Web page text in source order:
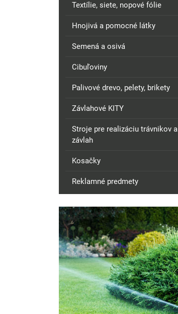
Textílie, siete, nopové fólie
Hnojivá a pomocné látky
Semená a osivá
Cibuľoviny
Palivové drevo, pelety, brikety
Závlahové KITY
Stroje pre realizáciu trávnikov a
závlah
Kosačky
Reklamné predmety